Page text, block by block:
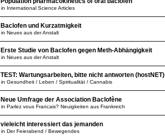
in International Science Articles
Baclofen und Kurzatmigkeit
in Neues aus der Anstalt
Erste Studie von Baclofen gegen Meth-Abhängigkeit
in Neues aus der Anstalt
TEST: Wartungsarbeiten, bitte nicht antworten (hostNET)
in Gesundheit / Leben / Spiritualität / Cannabis
Neue Umfrage der Association Baclofène
in Parlez vous Francais? Neuigkeiten aus Frankreich
vieleicht interessiert das jemanden
in Der Feierabend / Bewegendes